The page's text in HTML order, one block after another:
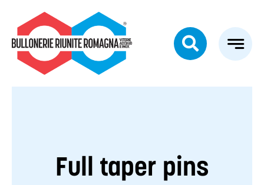
content
Full taper pins